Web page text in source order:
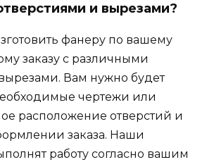
и вырезами?
фанеру по вашему
заказу с различными
Вам нужно будет
чертежи или
расположение отверстий и
заказа. Наши
работу согласно вашим